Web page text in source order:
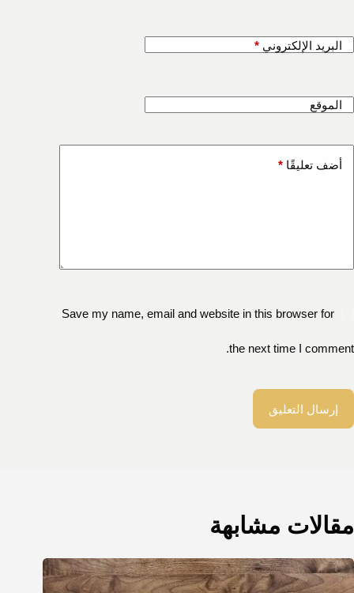
البريد الإلكتروني *
الموقع
أضف تعليقًا *
Save my name, email and website in this browser for
the next time I comment.
إرسال التعليق
مقالات مشابهة